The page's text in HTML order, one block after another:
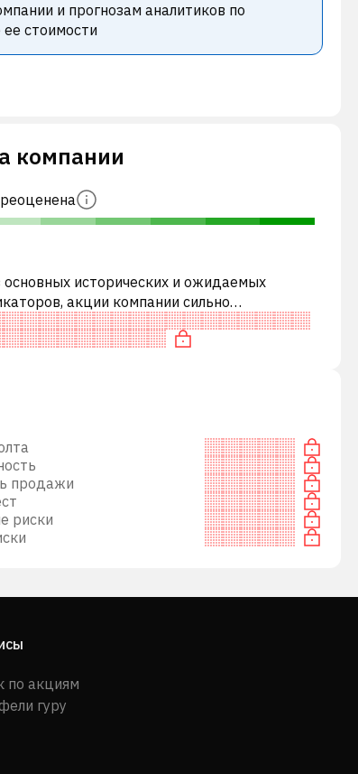
и прогнозам аналитиков по
стоимости
компании
основных исторических и ожидаемых
акции компании сильно
по сравнению с аналогичными
В частности, акция переоценена по
продажи
риски
по акциям
гуру